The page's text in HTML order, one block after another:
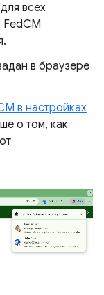
всех
FedCM
в браузере
в настройках
о том, как